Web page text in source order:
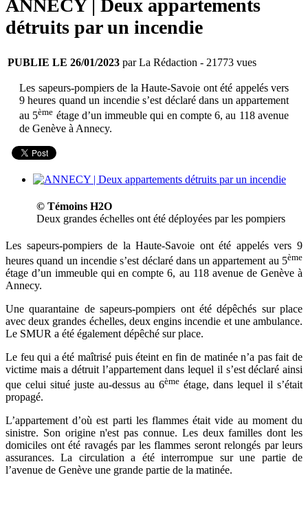
ANNECY | Deux appartements
détruits par un incendie
PUBLIE LE 26/01/2023 par La Rédaction - 21773 vues
Les sapeurs-pompiers de la Haute-Savoie ont été appelés vers
9 heures quand un incendie s’est déclaré dans un appartement
au 5ème étage d’un immeuble qui en compte 6, au 118 avenue
de Genève à Annecy.
© Témoins H2O
Deux grandes échelles ont été déployées par les pompiers
Les sapeurs-pompiers de la Haute-Savoie ont été appelés vers 9
heures quand un incendie s’est déclaré dans un appartement au 5ème
étage d’un immeuble qui en compte 6, au 118 avenue de Genève à
Annecy.
Une quarantaine de sapeurs-pompiers ont été dépêchés sur place
avec deux grandes échelles, deux engins incendie et une ambulance.
Le SMUR a été également dépêché sur place.
Le feu qui a été maîtrisé puis éteint en fin de matinée n’a pas fait de
victime mais a détruit l’appartement dans lequel il s’est déclaré ainsi
que celui situé juste au-dessus au 6ème étage, dans lequel il s’était
propagé.
L’appartement d’où est parti les flammes était vide au moment du
sinistre. Son origine n'est pas connue. Les deux familles dont les
domiciles ont été ravagés par les flammes seront relongés par leurs
assurances. La circulation a été interrompue sur une partie de
l’avenue de Genève une grande partie de la matinée.